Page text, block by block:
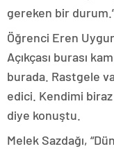
gereken bir
Öğrenci Eren
Açıkçası burası
burada. Rastgele
edici. Kendimi
diye konuştu.
Melek Sazdağı,